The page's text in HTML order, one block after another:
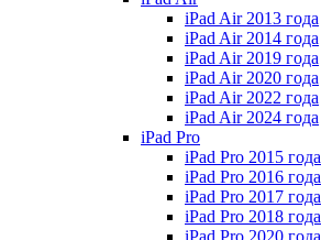
iPad Air 2013 года
iPad Air 2014 года
iPad Air 2019 года
iPad Air 2020 года
iPad Air 2022 года
iPad Air 2024 года
iPad Pro
iPad Pro 2015 года
iPad Pro 2016 года
iPad Pro 2017 года
iPad Pro 2018 года
iPad Pro 2020 года